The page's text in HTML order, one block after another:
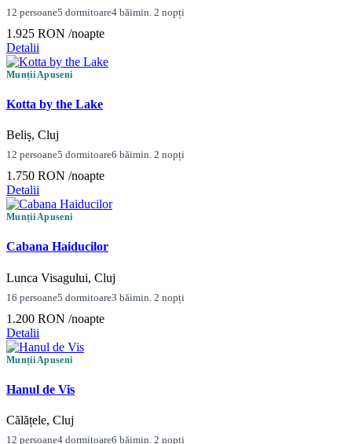
12 persoane5 dormitoare4 băimin. 2 nopți
1.925 RON /noapte
Detalii
Munții Apuseni
Kotta by the Lake
Beliș, Cluj
12 persoane5 dormitoare6 băimin. 2 nopți
1.750 RON /noapte
Detalii
Munții Apuseni
Cabana Haiducilor
Lunca Visagului, Cluj
16 persoane5 dormitoare3 băimin. 2 nopți
1.200 RON /noapte
Detalii
Munții Apuseni
Hanul de Vis
Călățele, Cluj
12 persoane4 dormitoare6 băimin. 2 nopți